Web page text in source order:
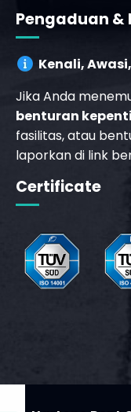
Pengaduan &
Kenali,
Jika Anda
benturan
fasilitas, atau
laporkan di link
Certificate